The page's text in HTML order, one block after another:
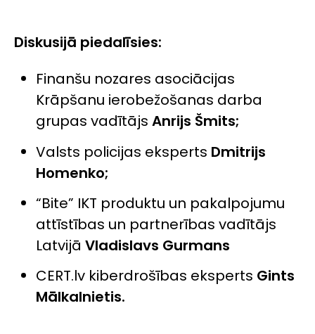
Diskusijā piedalīsies:
Finanšu nozares asociācijas
Krāpšanu ierobežošanas darba
grupas vadītājsAnrijs Šmits;
Valsts policijas eksperts Dmitrijs
Homenko;
“Bite” IKT produktu un pakalpojumu
attīstības un partnerības vadītājs
LatvijāVladislavs Gurmans
CERT.lv kiberdrošības eksperts Gints
Mālkalnietis.